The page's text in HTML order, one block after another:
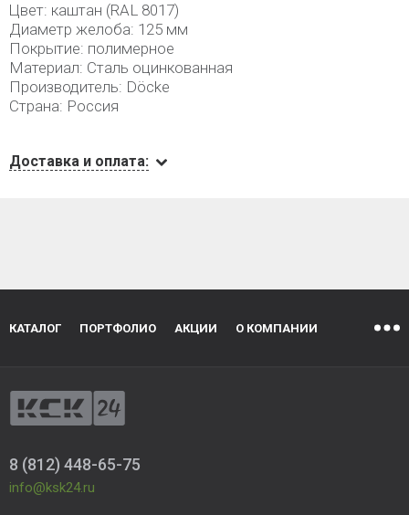
Цвет: каштан (RAL 8017)
Диаметр желоба: 125 мм
Покрытие: полимерное
Материал: Сталь оцинкованная
Производитель: Döcke
Страна: Россия
Доставка и оплата:
КАТАЛОГ ПОРТФОЛИО АКЦИИ О КОМПАНИИ
8 (812) 448-65-75
info@ksk24.ru